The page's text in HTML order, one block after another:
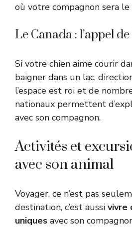
où votre compagnon sera le
Le Canada : l’appel
Si votre chien aime courir
baigner dans un lac,
l’espace est roi et de
nationaux permettent
avec son compagnon.
Activités et
avec son animal
Voyager, ce n’est pas
destination, c’est aussi vivre
uniques avec son